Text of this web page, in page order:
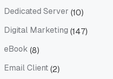
Dedicated Server (10)
Digital Marketing (147)
eBook (8)
Email Client(2)